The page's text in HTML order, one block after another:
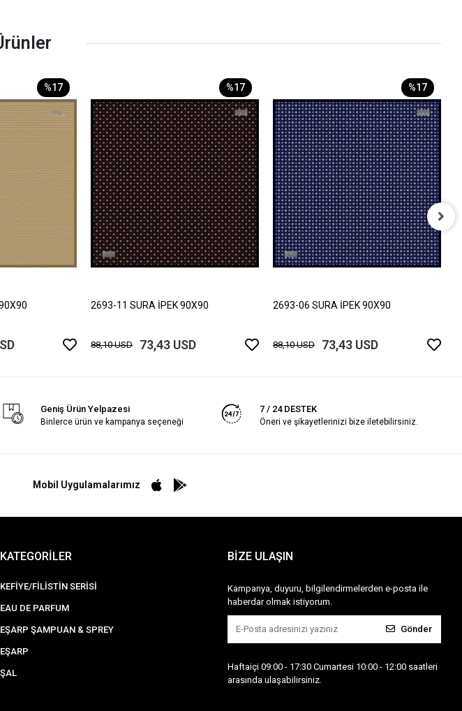
%17 %17
2693-11 SURA İPEK 90X90
88,10 USD 73,43 USD
%17
2693-06 SURA İPEK 90X90
88,10 USD 73,43 USD
Geniş Ürün Yelpazesi
Binlerce ürün ve kampanya seçeneği
7 / 24 DESTEK
Öneri ve şikayetlerinizi bize iletebilirsiniz.
Mobil Uygulamalarımız
KATEGORİLER
KEFİYE/FİLİSTİN SERİSİ
EAU DE PARFUM
EŞARP ŞAMPUAN & SPREY
EŞARP
ŞAL
BİZE ULAŞIN
Kampanya, duyuru, bilgilendirmelerden e-posta ile
haberdar olmak istiyorum.
Gönder
Haftaiçi 09:00 - 17:30 Cumartesi 10:00 - 12:00 saatleri
arasında ulaşabilirsiniz.